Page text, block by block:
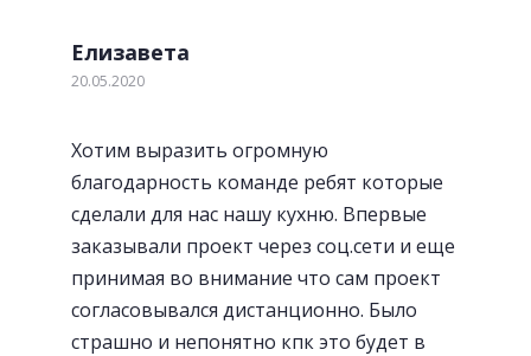
Елизавета
20.05.2020
Хотим выразить огромную
благодарность команде ребят которые
сделали для нас нашу кухню. Впервые
заказывали проект через соц.сети и еще
принимая во внимание что сам проект
согласовывался дистанционно. Было
страшно и непонятно кпк это будет в